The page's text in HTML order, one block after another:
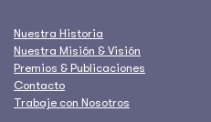
Nuestra Historia
Nuestra Misión & Visión
Premios & Publicaciones
Contacto
Trabaje con Nosotros